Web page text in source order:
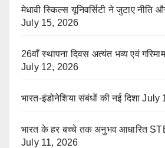
मेधावी स्किल्स यूनिवर्सिटी ने जुटाए नीति
July 15, 2026
26वाँ स्थापना दिवस अत्यंत भव्य एवं
July 12, 2026
भारत-इंडोनेशिया संबंधों की नई दिशा July
भारत के हर बच्चे तक अनुभव आधारित
July 11, 2026